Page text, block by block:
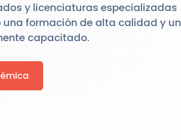
y licenciaturas especializadas
formación de alta calidad y un
capacitado.